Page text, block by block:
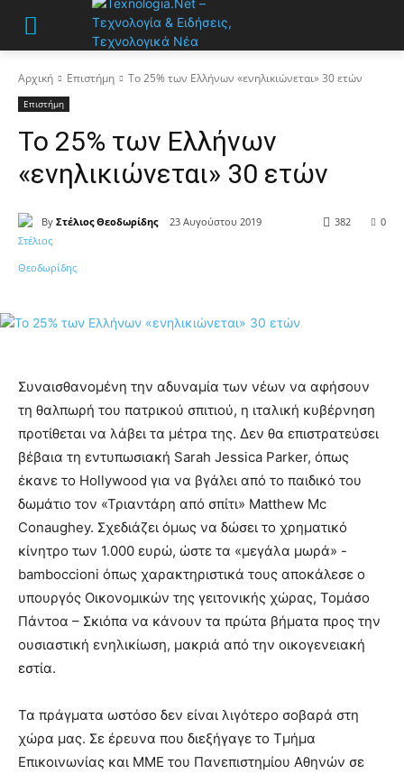
Αρχική Επιστήμη Το 25% των Ελλήνων «ενηλικιώνεται» 30 ετών
Επιστήμη
Το 25% των Ελλήνων
«ενηλικιώνεται» 30 ετών
By Στέλιος Θεοδωρίδης 23 Αυγούστου 2019 0
382
Συναισθανομένη την αδυναμία των νέων να αφήσουν
τη θαλπωρή του πατρικού σπιτιού, η ιταλική κυβέρνηση
προτίθεται να λάβει τα μέτρα της. Δεν θα επιστρατεύσει
βέβαια τη εντυπωσιακή Sarah Jessica Parker, όπως
έκανε το Hollywood για να βγάλει από το παιδικό του
δωμάτιο τον «Τριαντάρη από σπίτι» Matthew Mc
Conaughey. Σχεδιάζει όμως να δώσει το χρηματικό
κίνητρο των 1.000 ευρώ, ώστε τα «μεγάλα μωρά» -
bamboccioni όπως χαρακτηριστικά τους αποκάλεσε ο
υπουργός Οικονομικών της γειτονικής χώρας, Τομάσο
Πάντοα – Σκιόπα να κάνουν τα πρώτα βήματα προς την
ουσιαστική ενηλικίωση, μακριά από την οικογενειακή
εστία.
Τα πράγματα ωστόσο δεν είναι λιγότερο σοβαρά στη
χώρα μας. Σε έρευνα που διεξήγαγε το Τμήμα
Επικοινωνίας και ΜΜΕ του Πανεπιστημίου Αθηνών σε